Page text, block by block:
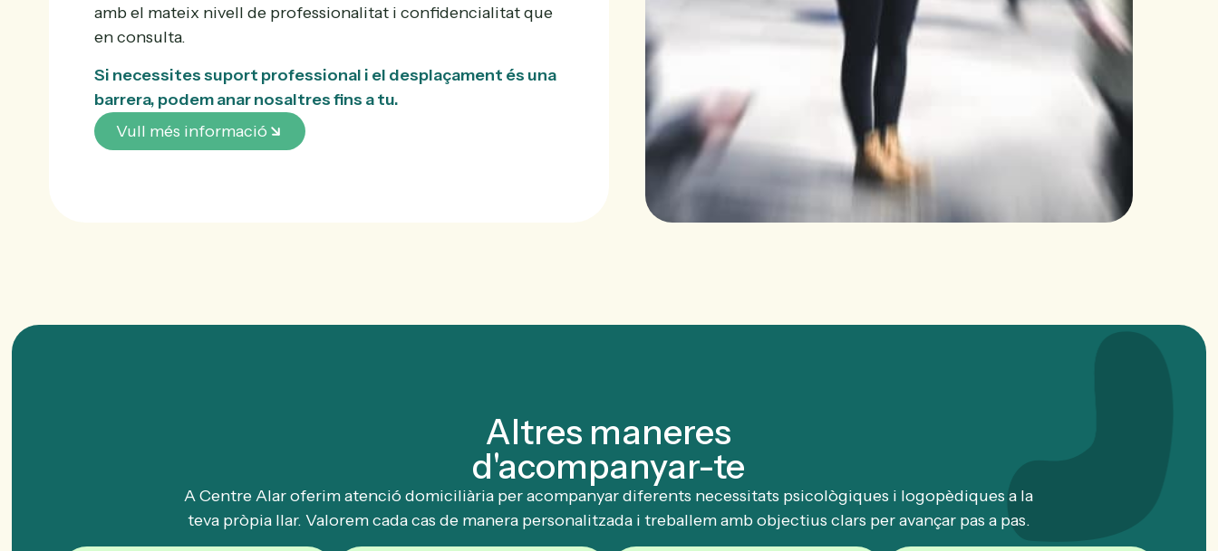
amb el mateix nivell de professionalitat i confidencialitat que
en consulta.
Si necessites suport professional i el desplaçament és una
barrera, podem anar nosaltres fins a tu.
Vull més informació
Altres maneres
d'acompanyar-te
A Centre Alar oferim atenció domiciliària per acompanyar diferents necessitats psicològiques i logopèdiques a la
teva pròpia llar. Valorem cada cas de manera personalitzada i treballem amb objectius clars per avançar pas a pas.